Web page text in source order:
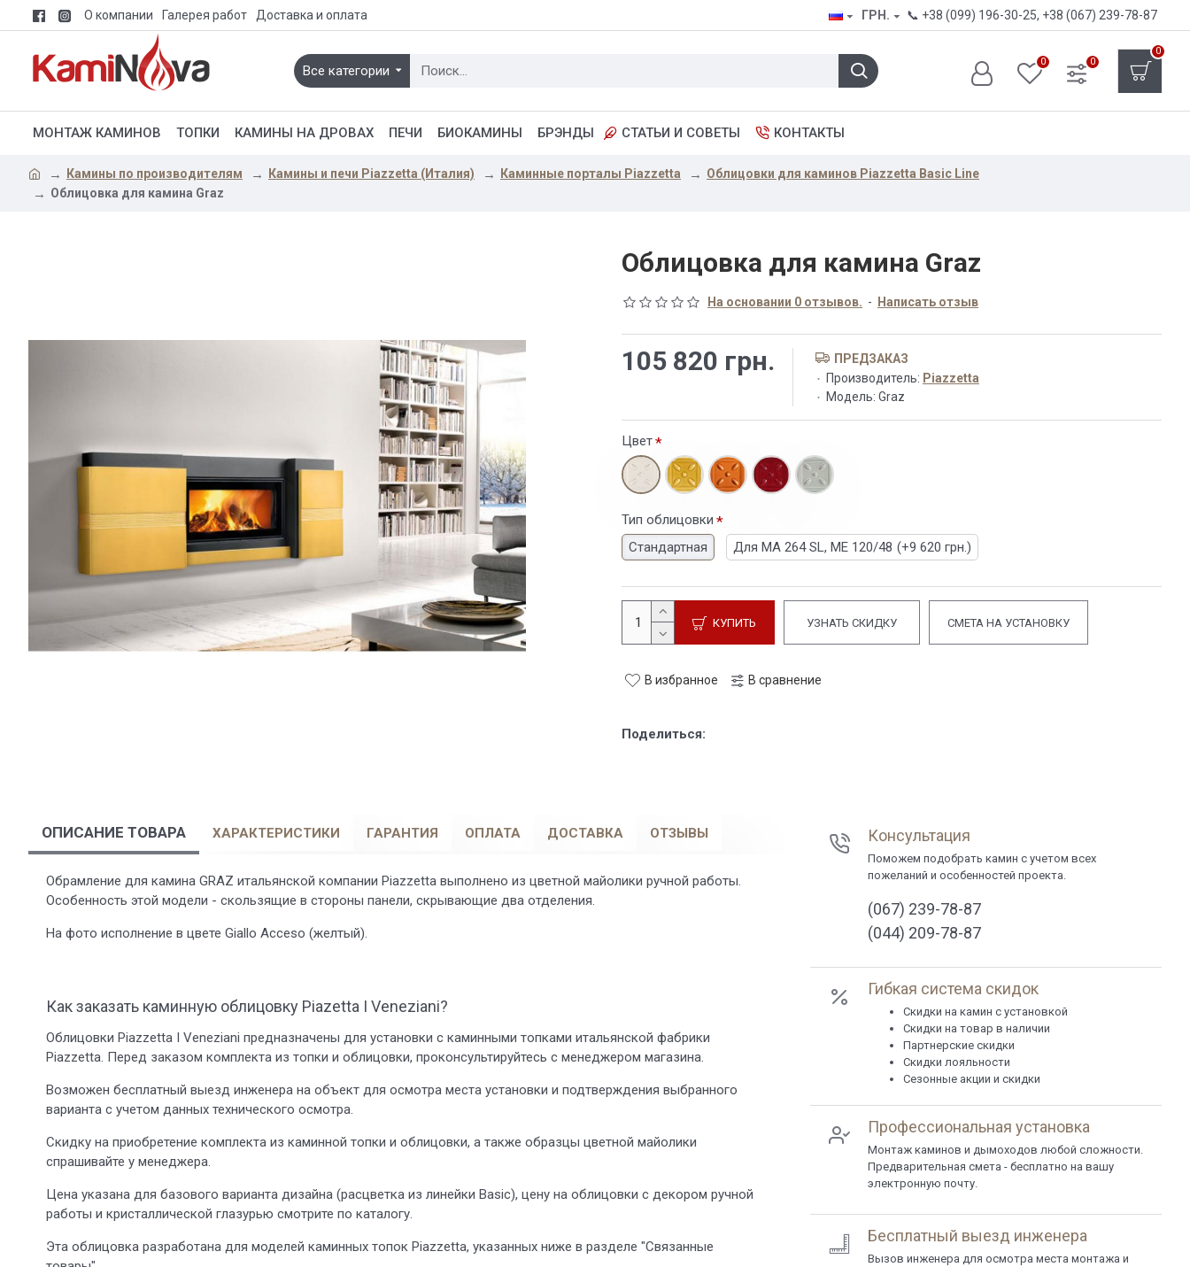
О компании Галерея работ Доставка и оплата ГРН. 📞 +38 (099) 196-30-25, +38 (067) 239-78-87
Все категории
0 0
0
МОНТАЖ КАМИНОВ ТОПКИ КАМИНЫ НА ДРОВАХ ПЕЧИ БИОКАМИНЫ БРЭНДЫ СТАТЬИ И СОВЕТЫ КОНТАКТЫ
Камины по производителям Камины и печи Piazzetta (Италия) Каминные порталы Piazzetta
Облицовки для каминов Piazzetta Basic Line
Облицовка для камина Graz
Облицовка для камина Graz
На основании 0 отзывов. - Написать отзыв
105 820 грн.
ПРЕДЗАКАЗ
Производитель: Piazzetta
Модель: Graz
Цвет
Тип облицовки
Стандартная
Для MA 264 SL, ME 120/48 (+9 620 грн.)
КУПИТЬ УЗНАТЬ СКИДКУ СМЕТА НА УСТАНОВКУ
В избранное В сравнение
Поделиться:
ОПИСАНИЕ ТОВАРА ХАРАКТЕРИСТИКИ ГАРАНТИЯ ОПЛАТА ДОСТАВКА ОТЗЫВЫ
Обрамление для камина GRAZ итальянской компании Piazzetta выполнено из цветной майолики ручной работы.
Особенность этой модели - скользящие в стороны панели, скрывающие два отделения.
На фото исполнение в цвете Giallo Acceso (желтый).
Как заказать каминную облицовку Piazetta I Veneziani?
Облицовки Piazzetta I Veneziani предназначены для установки с каминными топками итальянской фабрики
Piazzetta. Перед заказом комплекта из топки и облицовки, проконсультируйтесь с менеджером магазина.
Возможен бесплатный выезд инженера на объект для осмотра места установки и подтверждения выбранного
варианта с учетом данных технического осмотра.
Скидку на приобретение комплекта из каминной топки и облицовки, а также образцы цветной майолики
спрашивайте у менеджера.
Цена указана для базового варианта дизайна (расцветка из линейки Basic), цену на облицовки с декором ручной
работы и кристаллической глазурью смотрите по каталогу.
Эта облицовка разработана для моделей каминных топок Piazzetta, указанных ниже в разделе "Связанные
Консультация
Поможем подобрать камин с учетом всех
пожеланий и особенностей проекта.
(067) 239-78-87
(044) 209-78-87
Гибкая система скидок
Cкидки на камин с установкой
Скидки на товар в наличии
Партнерские скидки
Скидки лояльности
Сезонные акции и скидки
Профессиональная установка
Монтаж каминов и дымоходов любой сложности.
Предварительная смета - бесплатно на вашу
электронную почту.
Бесплатный выезд инженера
Вызов инженера для осмотра места монтажа и